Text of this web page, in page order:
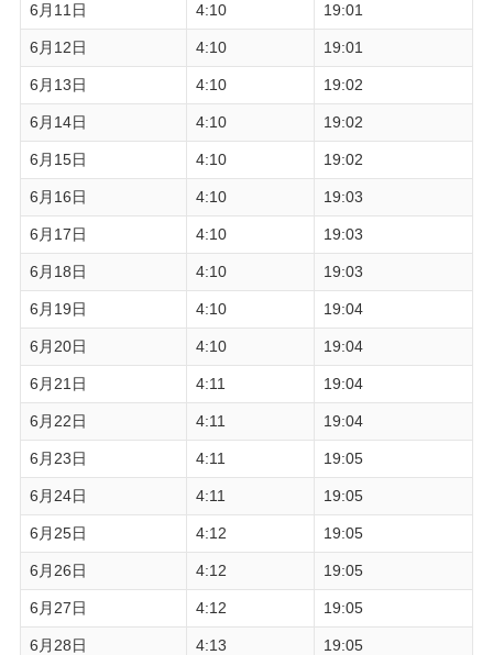
6月11日 4:10 19:01
6月12日 4:10 19:01
6月13日 4:10 19:02
6月14日 4:10 19:02
6月15日 4:10 19:02
6月16日 4:10 19:03
6月17日 4:10 19:03
6月18日 4:10 19:03
6月19日 4:10 19:04
6月20日 4:10 19:04
6月21日 4:11 19:04
6月22日 4:11 19:04
6月23日 4:11 19:05
6月24日 4:11 19:05
6月25日 4:12 19:05
6月26日 4:12 19:05
6月27日 4:12 19:05
6月28日 4:13 19:05